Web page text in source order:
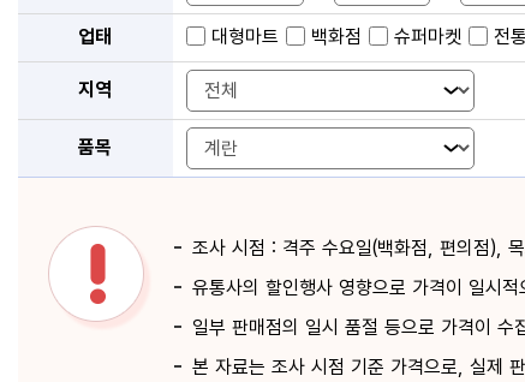
업태 대형마트 백화점 슈퍼마켓 전
지역
품목
조사 시점 : 격주 수요일(백화점, 편의점),
유통사의 할인행사 영향으로 가격이 일시
일부 판매점의 일시 품절 등으로 가격이
본 자료는 조사 시점 기준 가격으로, 실제